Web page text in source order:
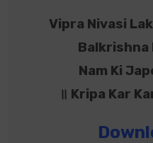
Vipra Nivasi
Balkrishna
Nam Ki
॥ Kripa Kar